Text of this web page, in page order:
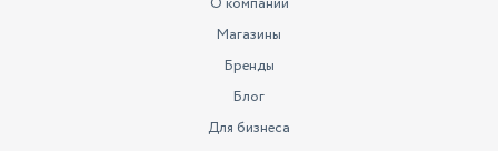
черный
Магазины
Бренды
Блог
Для бизнеса